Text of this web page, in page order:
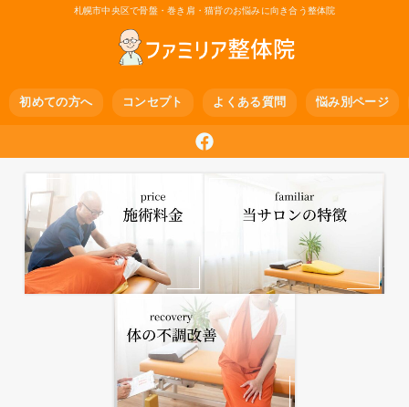
札幌市中央区で骨盤・巻き肩・猫背のお悩みに向き合う整体院
初めての方へ コンセプト よくある質問 悩み別ページ